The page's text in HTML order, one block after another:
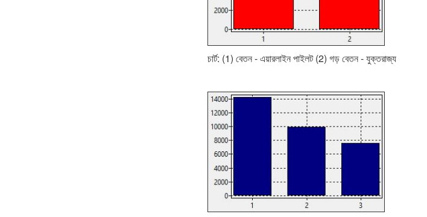
চার্ট: (1) বেতন - এয়ারলাইন পাইলট (2) গড় বেতন - যুক্তরাজ্য